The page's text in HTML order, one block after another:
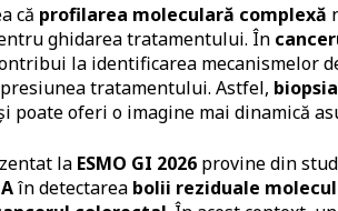
că profilarea moleculară complexă
ghidarea tratamentului. În
la identificarea mecanismelor
tratamentului. Astfel,
poate oferi o imagine mai dinamică
la ESMO GI 2026 provine din
în detectarea bolii reziduale